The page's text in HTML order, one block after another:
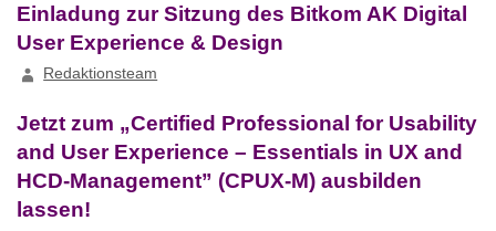
Einladung zur Sitzung des Bitkom AK Digital
User Experience & Design
Redaktionsteam
Jetzt zum „Certified Professional for Usability
and User Experience – Essentials in UX and
HCD-Management” (CPUX-M) ausbilden
lassen!